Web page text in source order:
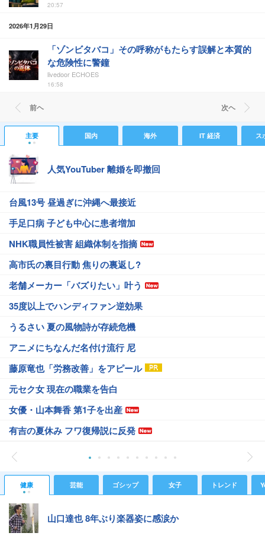
20:57
2026年1月29日
「ゾンビタバコ」その呼称がもたらす誤解と本質的
な危険性に警鐘
livedoor ECHOES
16:58
前ヘ 次ヘ
主要 国内 海外 IT 経済 ス
人気YouTuber 離婚を即撤回
台風13号 昼過ぎに沖縄へ最接近
手足口病 子ども中心に患者増加
NHK職員性被害 組織体制を指摘
高市氏の裏目行動 焦りの裏返し?
老舗メーカー「バズりたい」叶う
35度以上でハンディファン逆効果
うるさい 夏の風物詩が存続危機
アニメにちなんだ名付け流行 尼
藤原竜也「労務改善」をアピール
元セク女 現在の職業を告白
女優・山本舞香 第1子を出産
有吉の夏休み フワ復帰説に反発
健康 芸能 ゴシップ 女子 トレンド
山口達也 8年ぶり楽器姿に感涙か